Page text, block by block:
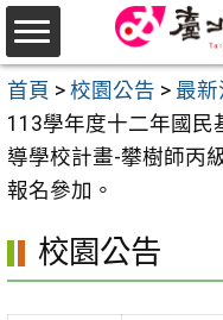
跳
至
主
要
內
容
首頁 > 校園公告 > 最新
113學年度十二年國民
導學校計畫-攀樹師丙
報名參加。
校園公告
選
單